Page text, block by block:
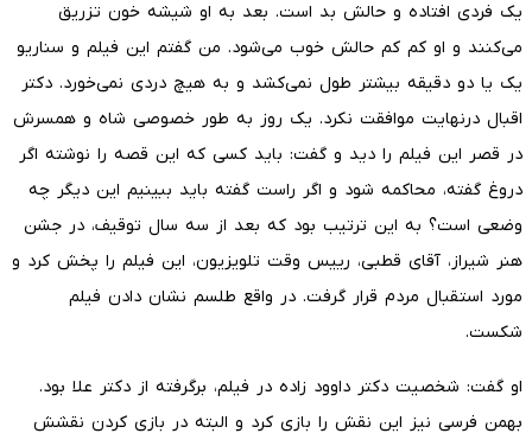
یک فردی افتاده و حالش بد است. بعد به او شیشه خون تزریق
می‌کنند و او کم کم حالش خوب می‌شود. من گفتم این فیلم و سناریو
یک یا دو دقیقه بیشتر طول نمی‌کشد و به هیچ دردی نمی‌خورد. دکتر
اقبال درنهایت موافقت نکرد. یک روز به طور خصوصی شاه و همسرش
در قصر این فیلم را دید و گفت: باید کسی که این قصه را نوشته اگر
دروغ گفته، محاکمه شود و اگر راست گفته باید ببینیم این دیگر چه
وضعی است؟ به این ترتیب بود که بعد از سه سال توقیف، در جشن
هنر شیراز، آقای قطبی، رییس وقت تلویزیون، این فیلم را پخش کرد و
مورد استقبال مردم قرار گرفت. در واقع طلسم نشان دادن فیلم
شکست.
او گفت: شخصیت دکتر داوود زاده در فیلم، برگرفته از دکتر علا بود.
بهمن فرسی نیز این نقش را بازی کرد و البته در بازی کردن نقشش